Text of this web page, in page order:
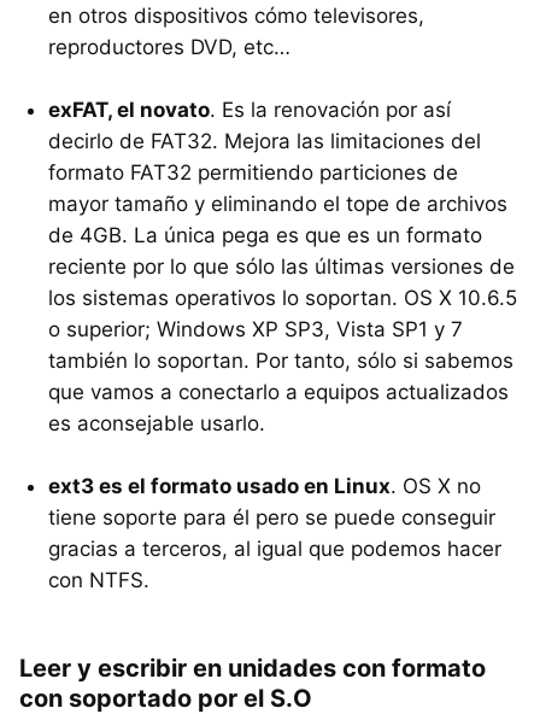
en otros dispositivos cómo televisores,
reproductores DVD, etc…
exFAT, el novato. Es la renovación por así
decirlo de FAT32. Mejora las limitaciones del
formato FAT32 permitiendo particiones de
mayor tamaño y eliminando el tope de archivos
de 4GB. La única pega es que es un formato
reciente por lo que sólo las últimas versiones de
los sistemas operativos lo soportan. OS X 10.6.5
o superior; Windows XP SP3, Vista SP1 y 7
también lo soportan. Por tanto, sólo si sabemos
que vamos a conectarlo a equipos actualizados
es aconsejable usarlo.
ext3 es el formato usado en Linux. OS X no
tiene soporte para él pero se puede conseguir
gracias a terceros, al igual que podemos hacer
con NTFS.
Leer y escribir en unidades con formato
con soportado por el S.O